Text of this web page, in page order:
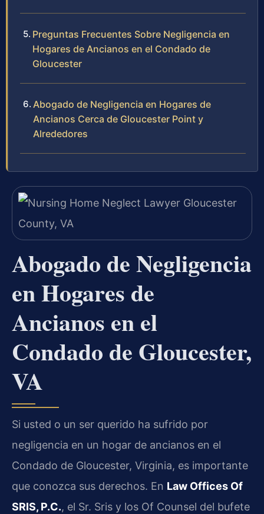
Preguntas Frecuentes Sobre Negligencia en
Hogares de Ancianos en el Condado de
Gloucester
Abogado de Negligencia en Hogares de
Ancianos Cerca de Gloucester Point y
Alrededores
Abogado de Negligencia
en Hogares de
Ancianos en el
Condado de Gloucester,
VA
Si usted o un ser querido ha sufrido por
negligencia en un hogar de ancianos en el
Condado de Gloucester, Virginia, es importante
que conozca sus derechos. En Law Offices Of
SRIS, P.C., el Sr. Sris y los Of Counsel del bufete